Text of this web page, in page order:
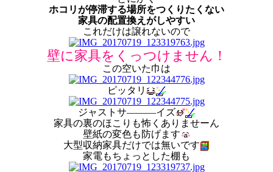
ホコリが停滞する場所をつくりたくない
家具の配置換えがしやすい
これだけは譲れないので
壁に家具をくっつけません！
この空いた巾は
ピッタリ
ジャストサ―――イズ
家具の裏のほこりも怖くありませーん
壁紙の変色も防げます
大型収納家具だけでは無いです
家電もちょっとした棚も